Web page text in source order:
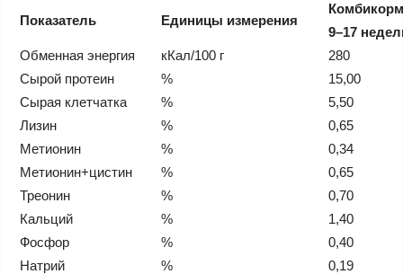
Показатель Единицы измерения
9–17
Обменная энергия
кКал/100 г
280
Сырой протеин
%
15,00
Сырая клетчатка
%
5,50
Лизин
%
0,65
Метионин
%
0,34
Метионин+цистин
%
0,65
Треонин
%
0,70
Кальций
%
1,40
Фосфор
%
0,40
Натрий
%
0,19